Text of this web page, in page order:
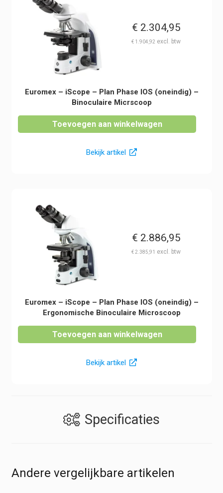
€ 2.304,95
€ 1.904,92
Euromex – iScope – Plan Phase IOS (oneindig) –
Binoculaire Micrscoop
Toevoegen aan winkelwagen
Bekijk artikel
€ 2.886,95
€2.385,91
Euromex – iScope – Plan Phase IOS (oneindig) –
Ergonomische Binoculaire Microscoop
Toevoegen aan winkelwagen
Bekijk artikel
Specificaties
Andere vergelijkbare artikelen